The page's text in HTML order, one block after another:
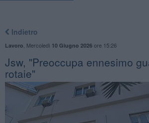
Indietro
Lavoro Mercoledì 10 Giugno 2026ore 15:26
Jsw, "Preoccupa ennesimo
rotaie"